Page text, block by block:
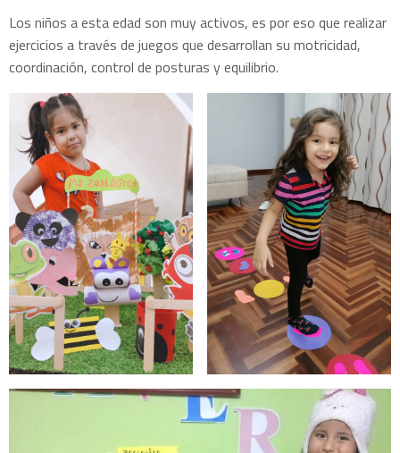
Los niños a esta edad son muy activos, es por eso que realizar
ejercicios a través de juegos que desarrollan su motricidad,
coordinación, control de posturas y equilibrio.